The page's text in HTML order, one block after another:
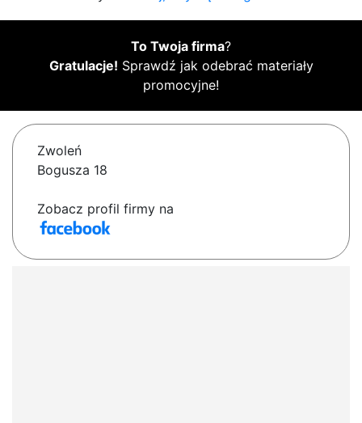
To Twoja firma?
Gratulacje! Sprawdź jak odebrać materiały
promocyjne!
Zwoleń
Bogusza 18
Zobacz profil firmy na